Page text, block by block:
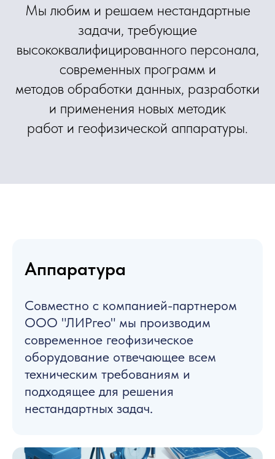
Мы любим и решаем нестандартные
задачи, требующие
высококвалифицированного персонала,
современных программ и
методов обработки данных, разработки
и применения новых методик
работ и геофизической аппаратуры.
Аппаратура
Совместно с компанией-партнером
ООО "ЛИРгео" мы производим
современное геофизическое
оборудование отвечающее всем
техническим требованиям и
подходящее для решения
нестандартных задач.